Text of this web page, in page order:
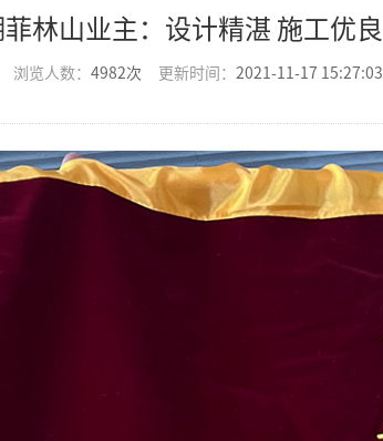
林山业主：设计精湛 施工优良
浏览人数： 4982次 更新时间： 2021-11-17 15:27:03